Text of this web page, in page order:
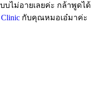
ไม่อายเลยค่ะ กล้าพูดได้
Clinic กับคุณหมอเอ๋มาค่ะ